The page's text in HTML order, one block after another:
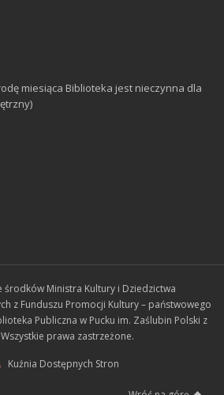
miesiąca Biblioteka jest nieczynna dla
środków Ministra Kultury i Dziedzictwa
z Funduszu Promocji Kultury – państwowego
Publiczna w Pucku im. Zaślubin Polski z
prawa zastrzeżone.
Kuźnia Dostępnych Stron